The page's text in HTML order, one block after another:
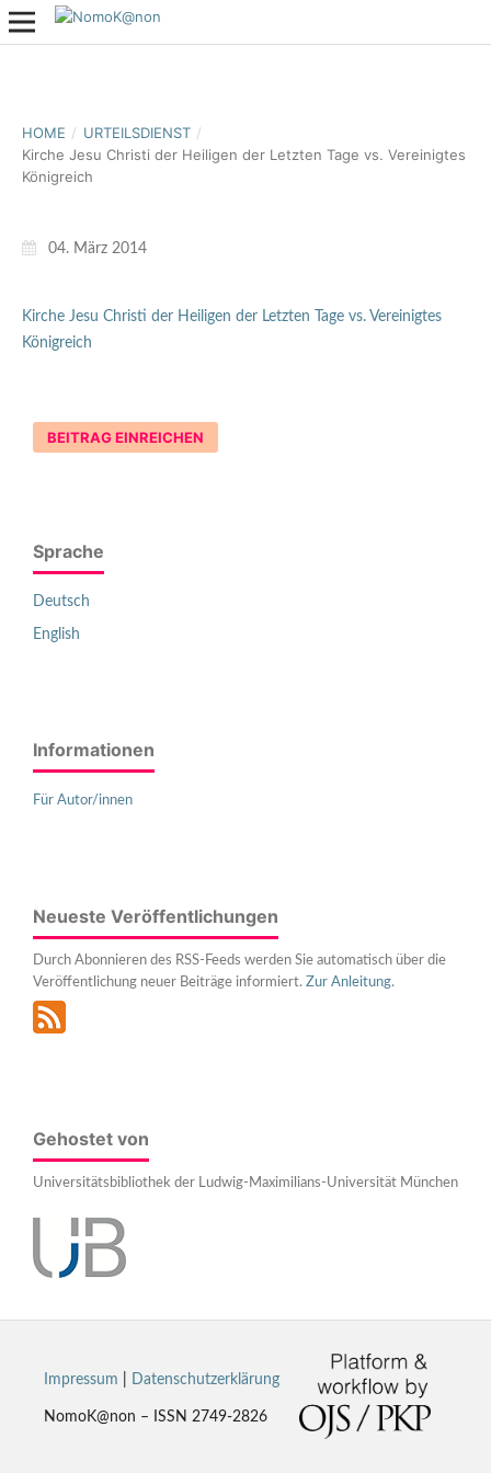
HOME / URTEILSDIENST /
Kirche Jesu Christi der Heiligen der Letzten Tage vs. Vereinigtes
Königreich
04. März 2014
Kirche Jesu Christi der Heiligen der Letzten Tage vs. Vereinigtes
Königreich
BEITRAG EINREICHEN
Sprache
Deutsch
English
Informationen
Für Autor/innen
Neueste Veröffentlichungen
Durch Abonnieren des RSS-Feeds werden Sie automatisch über die
Veröffentlichung neuer Beiträge informiert. Zur Anleitung.
Gehostet von
Universitätsbibliothek der Ludwig-Maximilians-Universität München
Impressum Datenschutzerklärung
NomoK@non – ISSN 2749-2826